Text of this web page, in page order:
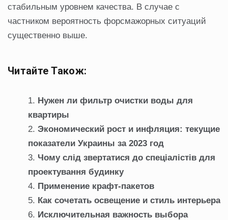
стабильным уровнем качества. В случае с
частником вероятность форсмажорных ситуаций
существенно выше.
Читайте Також:
Нужен ли фильтр очистки воды для
квартиры
Экономический рост и инфляция: текущие
показатели Украины за 2023 год
Чому слід звертатися до спеціалістів для
проектування будинку
Применение крафт-пакетов
Как сочетать освещение и стиль интерьера
Исключительная важность выбора